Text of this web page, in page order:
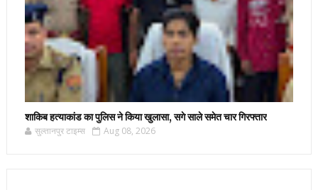
शाकिब हत्याकांड का पुलिस ने किया खुलासा, सगे साले समेत चार गिरफ्तार
सुल्तानपुर टाइम्स Aug 08, 2026